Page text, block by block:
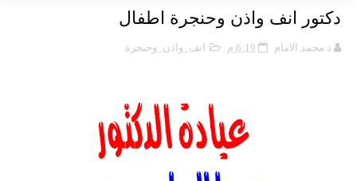
دكتور انف واذن وحنجرة اطفال
د محمد الامام 6:19 م انف_واذن_وحنجرة